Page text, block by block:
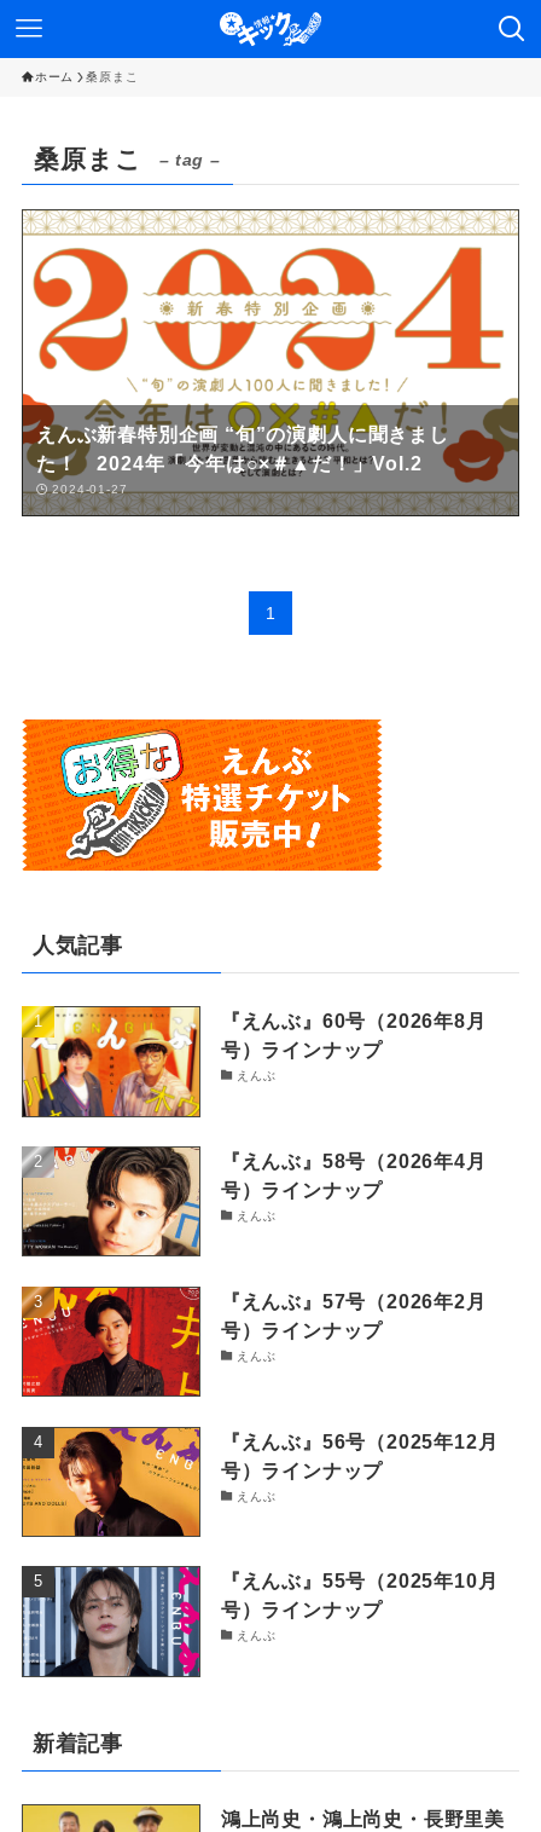
ホーム 桑原まこ
桑原まこ – tag –
えんぶ新春特別企画 “旬”の演劇人に聞きまし
た！ 2024年「今年は○×＃▲だ！」Vol.2
2024-01-27
1
人気記事
『えんぶ』60号（2026年8月
号）ラインナップ
えんぶ
『えんぶ』58号（2026年4月
号）ラインナップ
えんぶ
『えんぶ』57号（2026年2月
号）ラインナップ
えんぶ
『えんぶ』56号（2025年12月
号）ラインナップ
えんぶ
『えんぶ』55号（2025年10月
号）ラインナップ
えんぶ
新着記事
鴻上尚史・鴻上尚史・長野里美